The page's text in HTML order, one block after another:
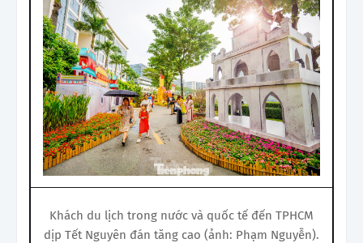
Khách du lịch trong nước và quốc tế đến TPHCM
dịp Tết Nguyên đán tăng cao (ảnh: Phạm Nguyễn).